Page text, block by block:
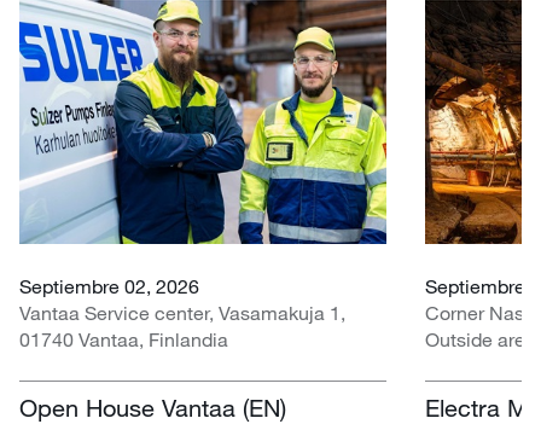
Septiembre 02, 2026
Vantaa Service center, Vasamakuja 1,
01740 Vantaa, Finlandia
Open House Vantaa (EN)
Septiembre
Corner
Outside area
Electra